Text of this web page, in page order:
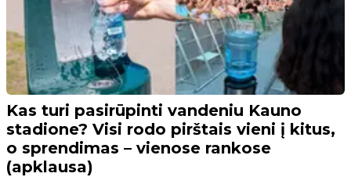
Kas turi pasirūpinti vandeniu Kauno
stadione? Visi rodo pirštais vieni į kitus,
o sprendimas – vienose rankose
(apklausa)